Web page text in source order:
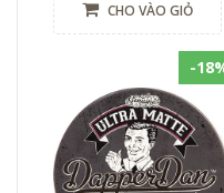
CHO VÀO GIỎ
-